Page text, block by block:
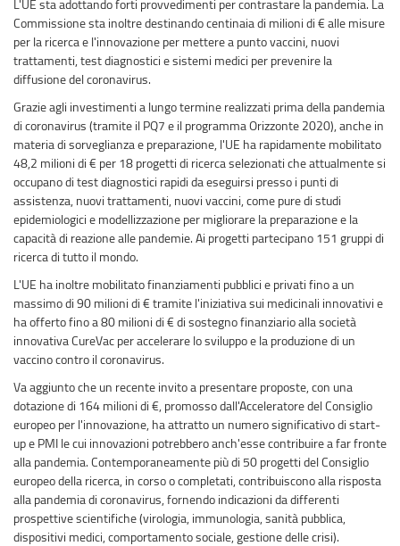
L'UE sta adottando forti provvedimenti per contrastare la pandemia. La
Commissione sta inoltre destinando centinaia di milioni di € alle misure
per la ricerca e l'innovazione per mettere a punto vaccini, nuovi
trattamenti, test diagnostici e sistemi medici per prevenire la
diffusione del coronavirus.
Grazie agli investimenti a lungo termine realizzati prima della pandemia
di coronavirus (tramite il PQ7 e il programma Orizzonte 2020), anche in
materia di sorveglianza e preparazione, l'UE ha rapidamente mobilitato
48,2 milioni di € per 18 progetti di ricerca selezionati che attualmente si
occupano di test diagnostici rapidi da eseguirsi presso i punti di
assistenza, nuovi trattamenti, nuovi vaccini, come pure di studi
epidemiologici e modellizzazione per migliorare la preparazione e la
capacità di reazione alle pandemie. Ai progetti partecipano 151 gruppi di
ricerca di tutto il mondo.
L'UE ha inoltre mobilitato finanziamenti pubblici e privati fino a un
massimo di 90 milioni di € tramite l'iniziativa sui medicinali innovativi e
ha offerto fino a 80 milioni di € di sostegno finanziario alla società
innovativa CureVac per accelerare lo sviluppo e la produzione di un
vaccino contro il coronavirus.
Va aggiunto che un recente invito a presentare proposte, con una
dotazione di 164 milioni di €, promosso dall'Acceleratore del Consiglio
europeo per l'innovazione, ha attratto un numero significativo di start-
up e PMI le cui innovazioni potrebbero anch'esse contribuire a far fronte
alla pandemia. Contemporaneamente più di 50 progetti del Consiglio
europeo della ricerca, in corso o completati, contribuiscono alla risposta
alla pandemia di coronavirus, fornendo indicazioni da differenti
prospettive scientifiche (virologia, immunologia, sanità pubblica,
dispositivi medici, comportamento sociale, gestione delle crisi).